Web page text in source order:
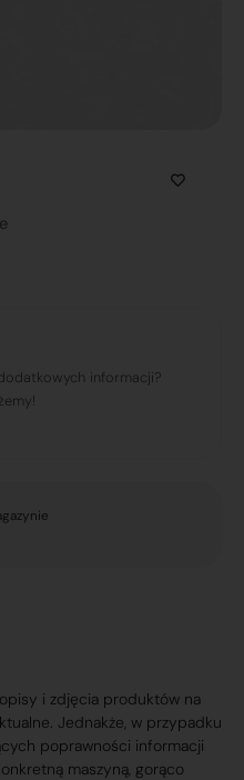
informacji?
i zdjęcia produktów na
Jednakże, w przypadku
poprawności informacji
maszyną, gorąco